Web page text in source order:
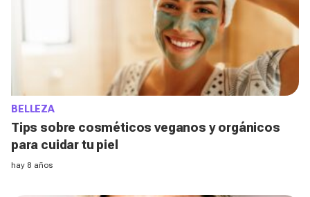
BELLEZA
Tips sobre cosméticos veganos y orgánicos
para cuidar tu piel
hay 8 años